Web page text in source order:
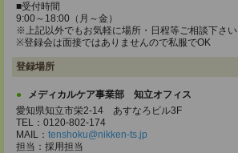
■受付時間
9:00～18:00（月～金）
※上記以外でもお気軽に場所・日程等ご相談下さい
※登録会は面接ではありませんので私服でOK
登録場所
メディカルケア事業部 知立オフィス
愛知県知立市栄2-14 あすなろビル3F
TEL：0120-802-174
MAIL： tenshoku@nikken-ts.jp
担当：採用担当